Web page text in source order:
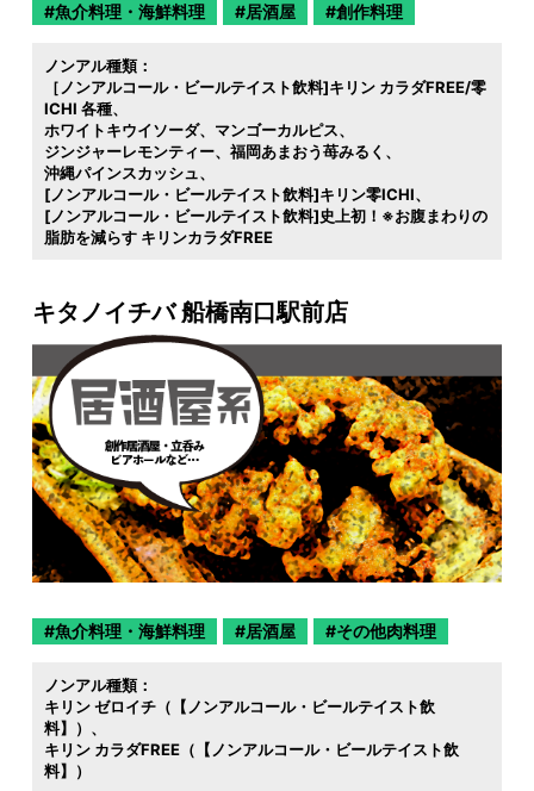
魚介料理・海鮮料理 居酒屋 創作料理
ノンアル種類：
［ノンアルコール・ビールテイスト飲料]キリン カラダFREE/零
ICHI 各種
ホワイトキウイソーダ
マンゴーカルピス
ジンジャーレモンティー
福岡あまおう苺みるく
沖縄パインスカッシュ
[ノンアルコール・ビールテイスト飲料]キリン零ICHI
[ノンアルコール・ビールテイスト飲料]史上初！※お腹まわりの
脂肪を減らす キリンカラダFREE
キタノイチバ 船橋南口駅前店
魚介料理・海鮮料理 居酒屋 その他肉料理
ノンアル種類：
キリン ゼロイチ（【ノンアルコール・ビールテイスト飲
料】）
キリン カラダFREE（【ノンアルコール・ビールテイスト飲
料】）